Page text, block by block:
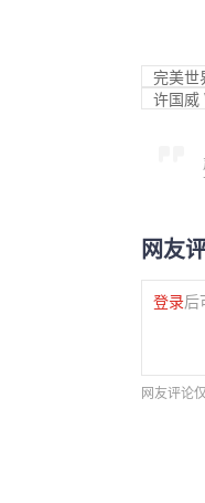
完美世
许国威
网友
登录后
网友评论